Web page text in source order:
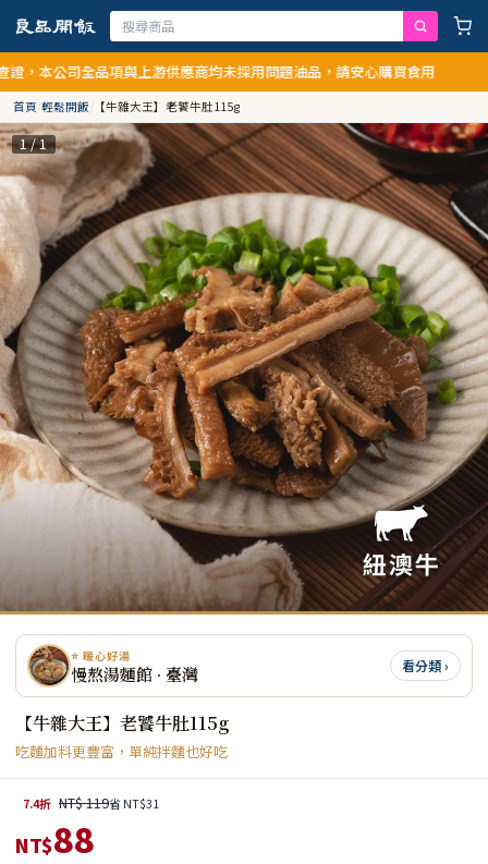
本公司全品項與上游供應商均未採用問題油品，請安心購買食用
首頁/輕鬆開飯/ 【牛雜大王】老饕牛肚115g
1 / 1
⭐ 暖心好湯
慢熬湯麵館 · 臺灣 看分類 ›
【牛雜大王】老饕牛肚115g
吃麵加料更豐富，單純拌麵也好吃
7.4折 NT$ 119省 NT$31
NT$88